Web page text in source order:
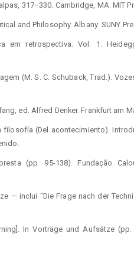
317–330. Cambridge, MA: MIT
and Philosophy. Albany: SUNY
em retrospectiva: Vol. 1.
(M. S. C. Schuback, Trad.).
ed. Alfred Denker. Frankfurt am
filosofía (Del acontecimiento).
(pp. 95-138). Fundação
— inclui “Die Frage nach der
In Vorträge und Aufsätze